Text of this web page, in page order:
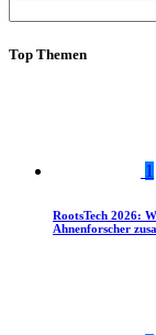
Top Themen
1
RootsTech 2026:
Ahnenforscher